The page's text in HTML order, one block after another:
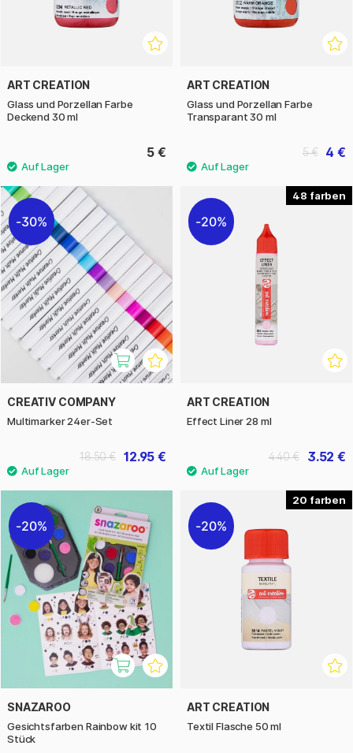
ART CREATION
Glass und Porzellan Farbe
Deckend 30 ml
5 €
ART CREATION
Glass und Porzellan Farbe
Transparant 30 ml
4 €
5 €
30%
CREATIV COMPANY
Multimarker 24er-Set
12.95 €
18.50 €
48
20%
ART CREATION
Effect Liner 28 ml
3.52 €
4.40 €
20%
SNAZAROO
Gesichtsfarben Rainbow kit 10
Stück
20
20%
ART CREATION
Textil Flasche 50 ml